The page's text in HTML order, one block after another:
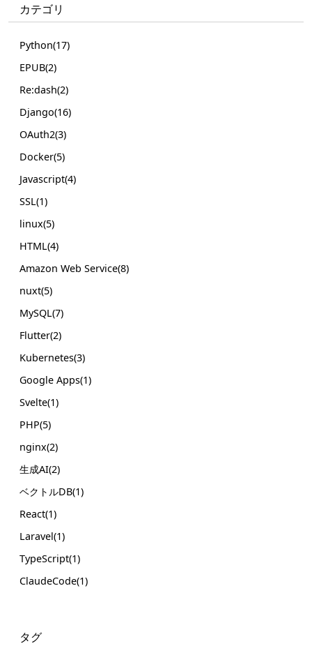
カテゴリ
Python(17)
EPUB(2)
Re:dash(2)
Django(16)
OAuth2(3)
Docker(5)
Javascript(4)
SSL(1)
linux(5)
HTML(4)
Amazon Web Service(8)
nuxt(5)
MySQL(7)
Flutter(2)
Kubernetes(3)
Google Apps(1)
Svelte(1)
PHP(5)
nginx(2)
生成AI(2)
ベクトルDB(1)
React(1)
Laravel(1)
TypeScript(1)
ClaudeCode(1)
タグ